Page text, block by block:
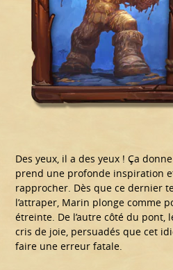
Des yeux, il a des yeux ! Ça
prend une profonde inspiration
rapprocher. Dès que ce dernier
l’attraper, Marin plonge comme
étreinte. De l’autre côté du pont,
cris de joie, persuadés que cet
faire une erreur fatale.